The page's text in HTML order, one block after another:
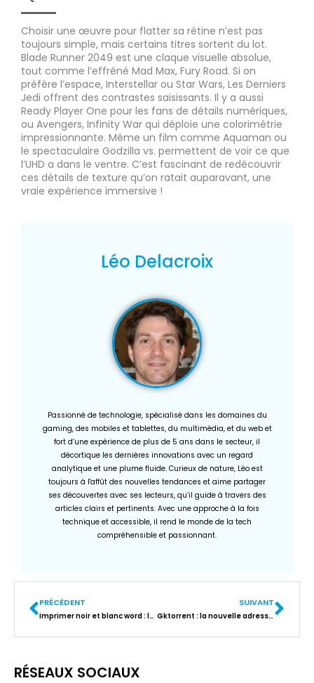
Choisir une œuvre pour flatter sa rétine n’est pas
toujours simple, mais certains titres sortent du lot.
Blade Runner 2049 est une claque visuelle absolue,
tout comme l’effréné Mad Max, Fury Road. Si on
préfère l’espace, Interstellar ou Star Wars, Les Derniers
Jedi offrent des contrastes saisissants. Il y a aussi
Ready Player One pour les fans de détails numériques,
ou Avengers, Infinity War qui déploie une colorimétrie
impressionnante. Même un film comme Aquaman ou
le spectaculaire Godzilla vs. permettent de voir ce que
l’UHD a dans le ventre. C’est fascinant de redécouvrir
ces détails de texture qu’on ratait auparavant, une
vraie expérience immersive !
Léo Delacroix
Passionné de technologie, spécialisé dans les domaines du
gaming, des mobiles et tablettes, du multimédia, et du web et
fort d’une expérience de plus de 5 ans dans le secteur, il
décortique les dernières innovations avec un regard
analytique et une plume fluide. Curieux de nature, Léo est
toujours à l'affût des nouvelles tendances et aime partager
ses découvertes avec ses lecteurs, qu’il guide à travers des
articles clairs et pertinents. Avec une approche à la fois
technique et accessible, il rend le monde de la tech
compréhensible et passionnant.
PRÉCÉDENT
Imprimer noir et blanc word : les étapes pour économiser de l’encre
SUIVANT
Gktorrent : la nouvelle adresse officielle pour des téléchargements sans risque
RÉSEAUX SOCIAUX